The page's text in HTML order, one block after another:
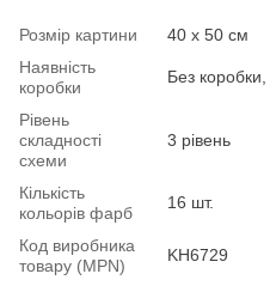
Розмір картини
40 х 50 см
Наявність
коробки
Без
Рівень
складності
схеми
3 рівень
Кількість
кольорів фарб
16 шт.
Код виробника
товару (MPN)
KH6729